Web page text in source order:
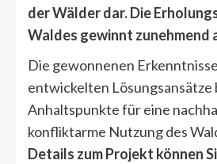
der Wälder dar. Die
Waldes gewinnt zunehmend
Die gewonnenen
entwickelten
Anhaltspunkte für eine
konfliktarme Nutzung des
Details zum Projekt können